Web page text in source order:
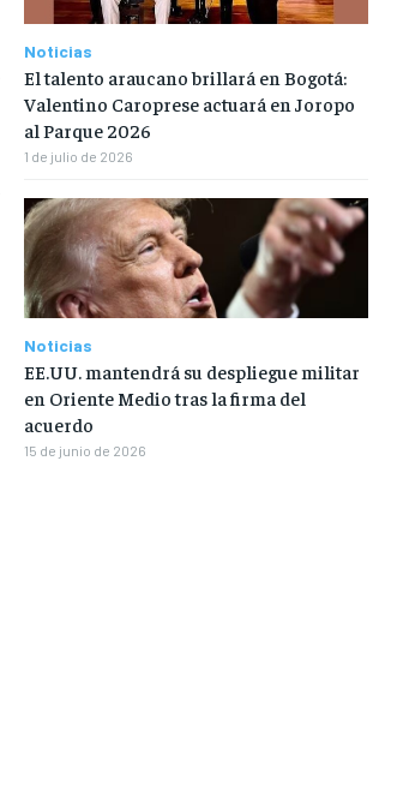
Noticias
El talento araucano brillará en Bogotá:
Valentino Caroprese actuará en Joropo
al Parque 2026
1 de julio de 2026
Noticias
EE.UU. mantendrá su despliegue militar
en Oriente Medio tras la firma del
acuerdo
15 de junio de 2026